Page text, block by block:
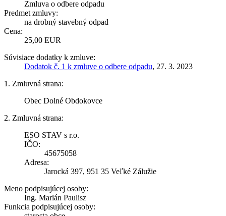
Zmluva o odbere odpadu
Predmet zmluvy:
na drobný stavebný odpad
Cena:
25,00 EUR
Súvisiace dodatky k zmluve:
Dodatok č. 1 k zmluve o odbere odpadu, 27. 3. 2023
1. Zmluvná strana:
Obec Dolné Obdokovce
2. Zmluvná strana:
ESO STAV s r.o.
IČO:
45675058
Adresa:
Jarocká 397, 951 35 Veľké Zálužie
Meno podpisujúcej osoby:
Ing. Marián Paulisz
Funkcia podpisujúcej osoby: